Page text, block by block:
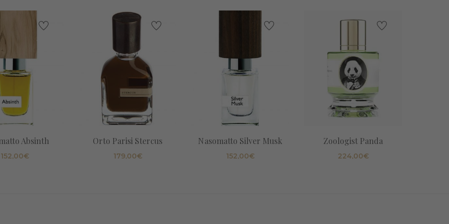
Absinth
152,00€
Orto Parisi Stercus
179,00€
Nasomatto Silver Musk
152,00€
Zoologist Panda
224,00€